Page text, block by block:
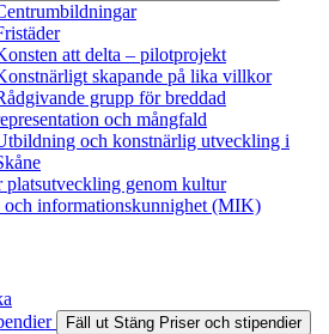
att delta – pilotprojekt
skapande på lika villkor
grupp för breddad
och mångfald
och konstnärlig utveckling i
platsutveckling genom kultur
och informationskunnighet (MIK)
Fäll ut Stäng Priser och stipendier